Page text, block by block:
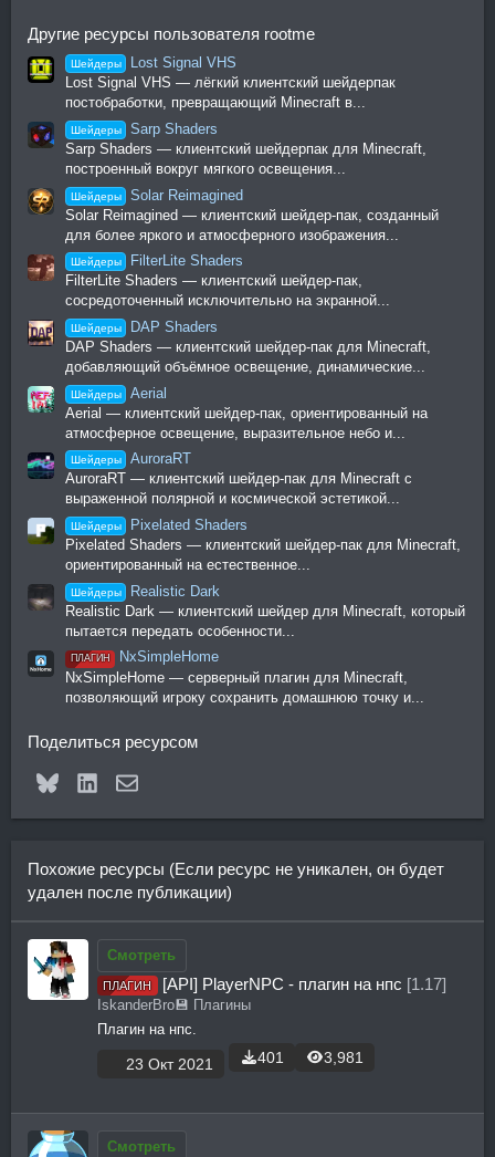
Другие ресурсы пользователя rootme
Шейдеры
Lost Signal VHS
Lost Signal VHS — лёгкий клиентский шейдерпак
постобработки, превращающий Minecraft в...
Шейдеры
Sarp Shaders
Sarp Shaders — клиентский шейдерпак для Minecraft,
построенный вокруг мягкого освещения...
Шейдеры
Solar Reimagined
Solar Reimagined — клиентский шейдер-пак, созданный
для более яркого и атмосферного изображения...
Шейдеры
FilterLite Shaders
FilterLite Shaders — клиентский шейдер-пак,
сосредоточенный исключительно на экранной...
Шейдеры
DAP Shaders
DAP Shaders — клиентский шейдер-пак для Minecraft,
добавляющий объёмное освещение, динамические...
Шейдеры
Aerial
Aerial — клиентский шейдер-пак, ориентированный на
атмосферное освещение, выразительное небо и...
Шейдеры
AuroraRT
AuroraRT — клиентский шейдер-пак для Minecraft с
выраженной полярной и космической эстетикой...
Шейдеры
Pixelated Shaders
Pixelated Shaders — клиентский шейдер-пак для Minecraft,
ориентированный на естественное...
Шейдеры
Realistic Dark
Realistic Dark — клиентский шейдер для Minecraft, который
пытается передать особенности...
ПЛАГИН
NxSimpleHome
NxSimpleHome — серверный плагин для Minecraft,
позволяющий игроку сохранить домашнюю точку и...
Поделиться ресурсом
BlueskyLinkedInЭлектронная почта
Похожие ресурсы (Если ресурс не уникален, он будет
удален после публикации)
Смотреть
ПЛАГИН [API] PlayerNPC - плагин на нпс [1.17]
IskanderBro💾 Плагины
Плагин на нпс.
23 Окт 2021 401 3,981
Смотреть